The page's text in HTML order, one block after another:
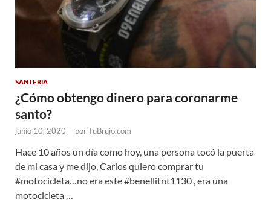
SANTERIA
¿Cómo obtengo dinero para coronarme
santo?
junio 10, 2020 - porTuBrujo.com
Hace 10 años un día como hoy, una persona tocó la puerta
de mi casa y me dijo, Carlos quiero comprar tu
#motocicleta…no era este #benellitnt1130 , era una
motocicleta …